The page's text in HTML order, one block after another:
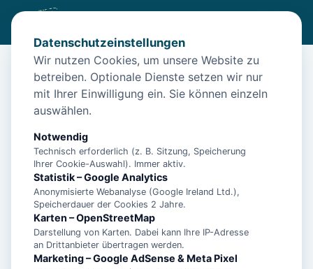
/Unterkünfte /Norden/Regina I Norden – Deichblick
Regina I Norden – Deichblick
Datenschutzeinstellungen
Wir nutzen Cookies, um unsere Website zu
betreiben. Optionale Dienste setzen wir nur
mit Ihrer Einwilligung ein. Sie können einzeln
auswählen.
Notwendig
Technisch erforderlich (z. B. Sitzung, Speicherung
Ihrer Cookie-Auswahl). Immer aktiv.
Statistik – Google Analytics
Anonymisierte Webanalyse (Google Ireland Ltd.),
Speicherdauer der Cookies 2 Jahre.
Karten – OpenStreetMap
Darstellung von Karten. Dabei kann Ihre IP-Adresse
an Drittanbieter übertragen werden.
Marketing – Google AdSense & Meta Pixel